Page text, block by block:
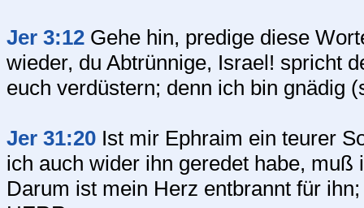
Jer 3:12 Gehe hin, predige diese
wieder, du Abtrünnige, Israel! spricht
euch verdüstern; denn ich bin gnädig
Jer 31:20 Ist mir Ephraim ein teurer
ich auch wider ihn geredet habe,
Darum ist mein Herz entbrannt für